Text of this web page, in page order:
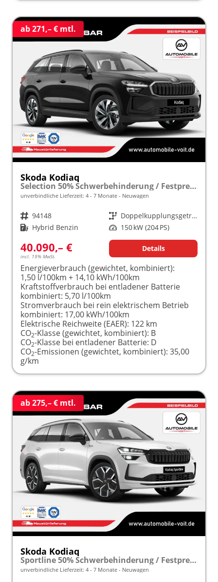
ab 271,– € mtl.
Skoda Kodiaq
Selection 50% Schwerbehinderung / Festpreisgarantie* Modelljahr 1.5 TSI iV PLUG-IN-HYBRID 204PS DSG "Sonderangebot bei Schwerbehinderung" frei konfigurierbar!
unverbindliche Lieferzeit: 4 - 7 Monate Neuwagen
Fahrzeugnr. 94148 Getriebe
Doppelkupplungsgetriebe (DSG)
Kraftstoff Hybrid Benzin Leistung 150 kW (204 PS)
40.090,– €
incl. 19% MwSt.
Details
Energieverbrauch (gewichtet, kombiniert):
1,50 l/100km + 14,10 kWh/100km
Kraftstoffverbrauch bei entladener Batterie
kombiniert: 5,70 l/100km
Stromverbrauch bei rein elektrischem Betrieb
kombiniert: 17,00 kWh/100km
Elektrische Reichweite (EAER): 122 km
CO2-Klasse (gewichtet, kombiniert): B
CO2-Klasse bei entladener Batterie: D
CO2-Emissionen (gewichtet, kombiniert): 35,00
g/km
ab 275,– € mtl.
Skoda Kodiaq
Sportline 50% Schwerbehinderung / Festpreisgarantie* Modelljahr 2.0 TDI 150 PS DSG "Sonderangebot bei Schwerbehinderung" frei konfigurierbar!
unverbindliche Lieferzeit: 4 - 7 Monate Neuwagen